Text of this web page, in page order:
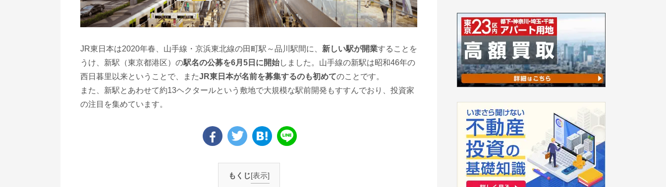
JR東日本は2020年春、山手線・京浜東北線の田町駅～品川駅間に、 新しい駅が開業することを
うけ、新駅（東京都港区）の駅名の公募を6月5日に開始しました。山手線の新駅は昭和46年の
西日暮里以来ということで、またJR東日本が名前を募集するのも初めてのことです。
また、新駅とあわせて約13ヘクタールという敷地で大規模な駅前開発もすすんでおり、投資家
の注目を集めています。
もくじ[表示]